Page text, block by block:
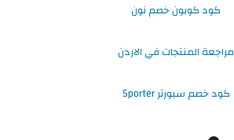
كود كوبون خصم نون
مراجعة المنتجات في الاردن
كود خصم سبورتر Sporter